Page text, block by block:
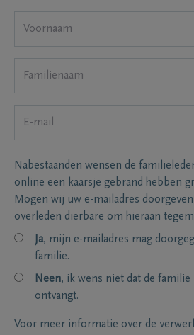
Nabestaanden wensen de
online een kaarsje gebrand hebben
Mogen wij uw e-mailadres
overleden dierbare om hieraan
Ja, mijn e-mailadres mag
familie.
Neen, ik wens niet dat de
ontvangt.
Voor meer informatie over de